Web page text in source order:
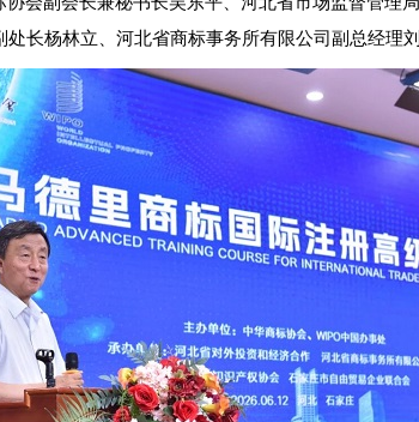
长杨林立、河北省商标事务所有限公司副总经理